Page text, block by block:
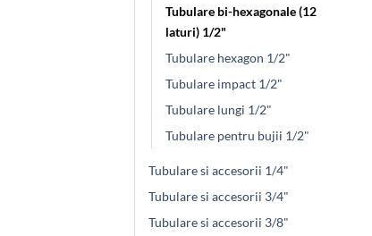
Tubulare bi-hexagonale (12
laturi) 1/2"
Tubulare hexagon 1/2"
Tubulare impact 1/2"
Tubulare lungi 1/2"
Tubulare pentru bujii 1/2"
Tubulare si accesorii 1/4"
Tubulare si accesorii 3/4"
Tubulare si accesorii 3/8"